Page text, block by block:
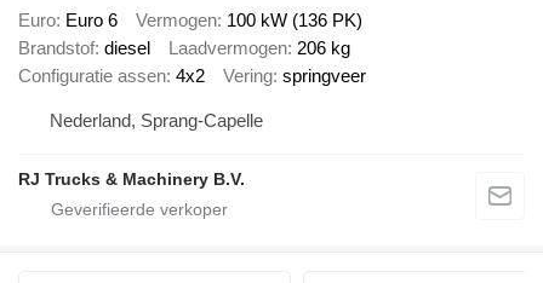
Euro Euro 6 Vermogen 100 kW (136 PK)
Brandstof diesel Laadvermogen 206 kg
Configuratie assen 4x2 Vering springveer
Nederland, Sprang-Capelle
RJ Trucks & Machinery B.V.